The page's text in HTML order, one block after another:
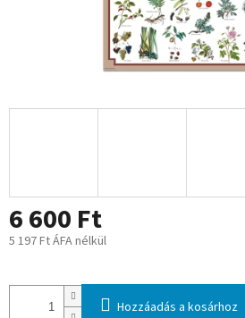
6 600 Ft
5 197 Ft ÁFA nélkül
Hozzáadás a kosárhoz